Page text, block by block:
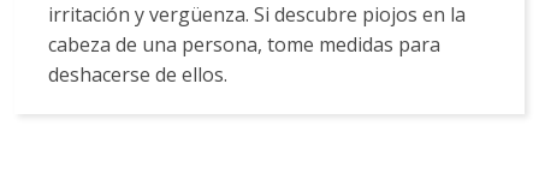
irritación y vergüenza. Si descubre piojos en la
cabeza de una persona, tome medidas para
deshacerse de ellos.